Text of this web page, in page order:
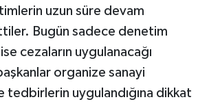
uzun süre devam
Bugün sadece denetim
ise cezaların uygulanacağı
organize sanayi
tedbirlerin uygulandığına dikkat